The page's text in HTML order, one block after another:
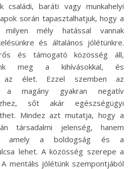
családi, baráti vagy munkahelyi
során tapasztalhatjuk, hogy a
milyen mély hatással vannak
és általános jólétünkre.
és támogató közösség áll,
meg a kihívásokkal, és
az élet. Ezzel szemben az
a magány gyakran negatív
sőt akár egészségügyi
Mindez azt mutatja, hogy a
társadalmi jelenség, hanem
amely a boldogság és a
lehet. A közösség szerepe a
mentális jólétünk szempontjából